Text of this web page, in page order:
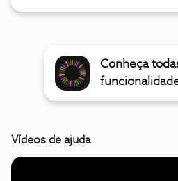
Conheça
Vídeos de ajuda